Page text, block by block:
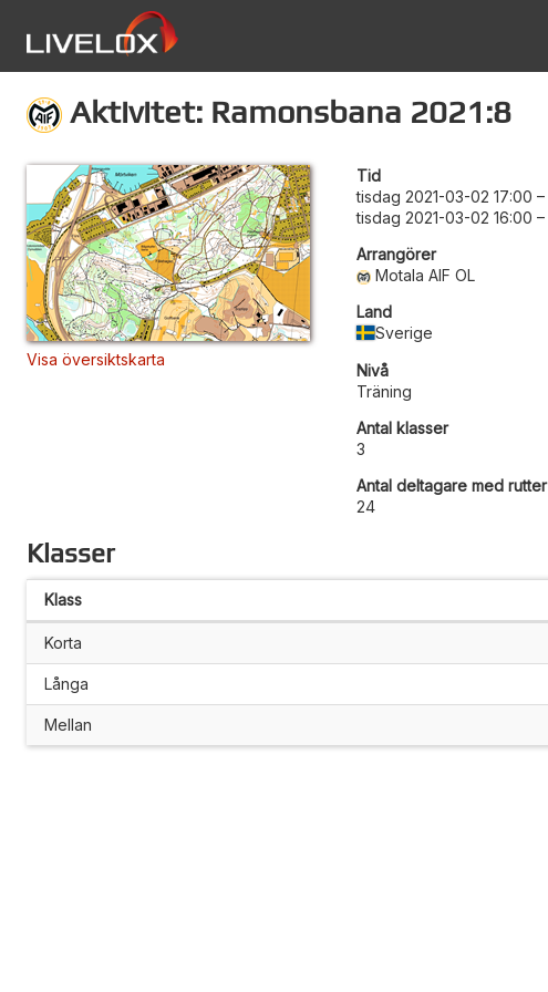
Aktivitet: Ramonsbana 2021:8
Visa översiktskarta
Tid
tisdag 2021-03-02 17:00 –
tisdag 2021-03-02 16:00 –
Arrangörer
Motala AIF OL
Land
Sverige
Nivå
Träning
Antal klasser
3
Antal deltagare med rutter
24
Klasser
Klass
Korta
Långa
Mellan